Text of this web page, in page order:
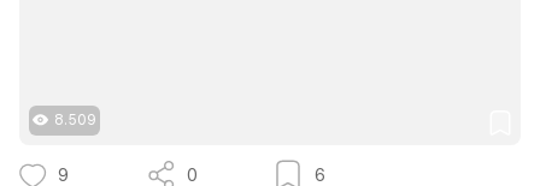
8.509
9 0 6